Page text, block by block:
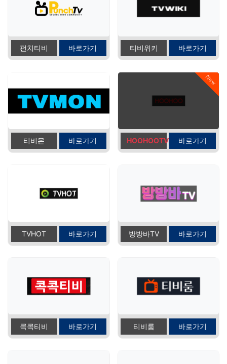
펀치티비 바로가기 티비위키 바로가기
티비몬 바로가기
Now
HOOHOOTV 바로가기
TVHOT 바로가기 방방바TV 바로가기
콕콕티비 바로가기 티비룸 바로가기